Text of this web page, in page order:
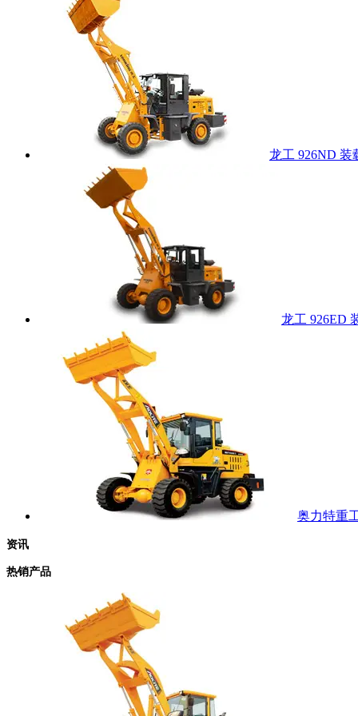
龙工 926ND 装
龙工 926ED
奥力特重
资讯
热销产品